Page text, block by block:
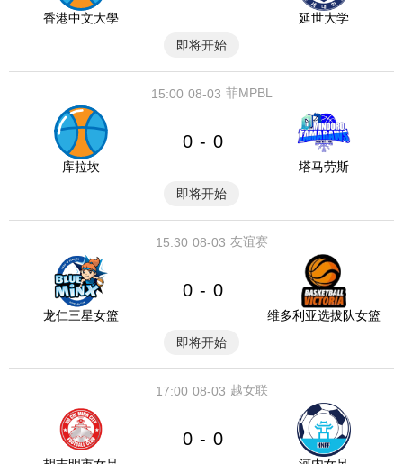
香港中文大學
延世大学
即将开始
08-03
15:00 菲MPBL
库拉坎
0 - 0
塔马劳斯
即将开始
08-03
15:30 友谊赛
龙仁三星女篮
0 - 0
维多利亚选拔队女篮
即将开始
08-03
17:00 越女联
0 - 0